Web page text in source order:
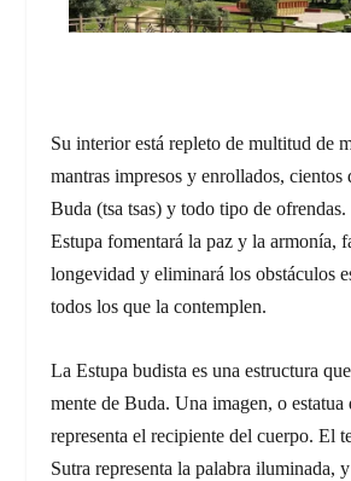
Su interior está repleto de multitud de
mantras impresos y enrollados, cientos
Buda (tsa tsas)y todo tipo de
Estupa fomentará la paz y la armonía,
longevidad y eliminará los obstáculos
todos los que la contemplen.
La Estupa budista es una estructura
mente de Buda. Una imagen, o estatua
representa el recipiente del cuerpo. El
Sutra representa la palabra iluminada,